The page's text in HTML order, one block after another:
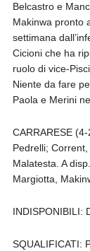
Belcastro e
Makinwa pronto
settimana
Cicioni che ha
ruolo di vice-
Niente da fare
Paola e Merini
CARRARESE
Pedrelli;
Malatesta. A
Margiotta,
INDISPONIBILI:
SQUALIFICATI: